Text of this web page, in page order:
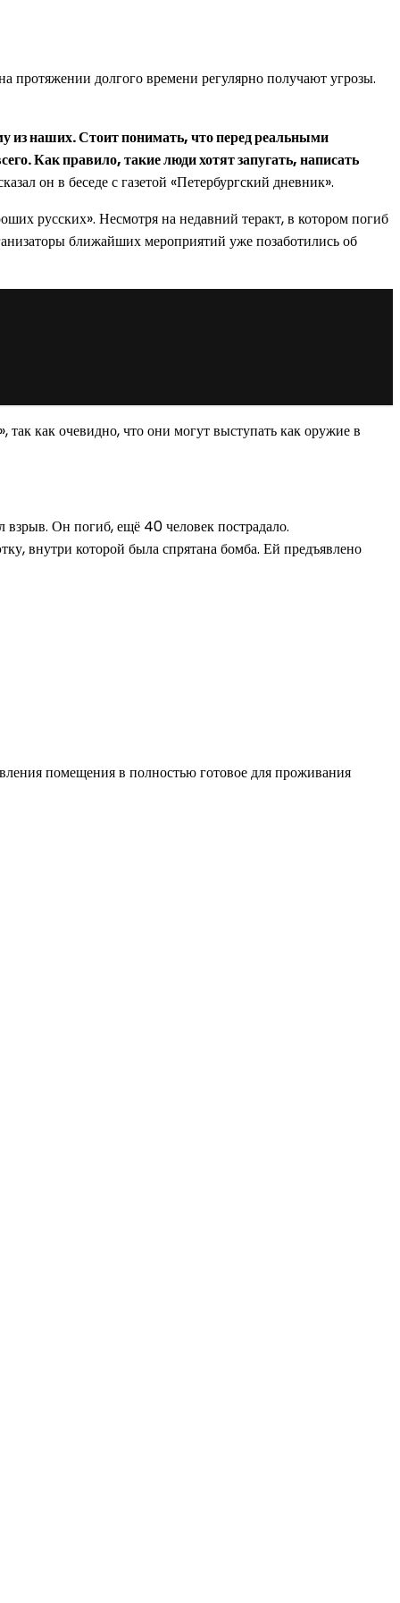
протяжении долгого времени регулярно получают угрозы.
из наших. Стоит понимать, что перед реальными
Как правило, такие люди хотят запугать, написать
он в беседе с газетой «Петербургский дневник».
русских». Несмотря на недавний теракт, в котором погиб
ближайших мероприятий уже позаботились об
как очевидно, что они могут выступать как оружие в
взрыв. Он погиб, ещё 40 человек пострадало.
внутри которой была спрятана бомба. Ей предъявлено
помещения в полностью готовое для проживания